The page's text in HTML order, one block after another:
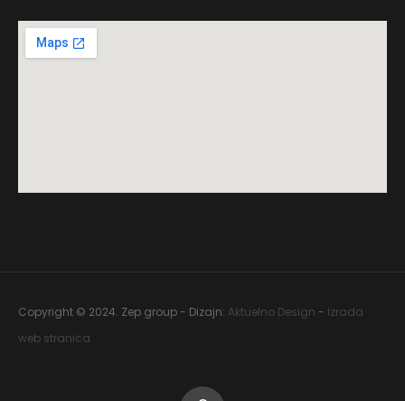
Copyright © 2024. Zep group - Dizajn: Aktuelno Design - Izrada
web stranica